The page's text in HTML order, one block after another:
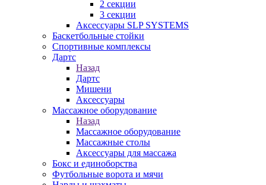
2 секции
3 секции
Аксессуары SLP SYSTEMS
Баскетбольные стойки
Спортивные комплексы
Дартс
Назад
Дартс
Мишени
Аксессуары
Массажное оборудование
Назад
Массажное оборудование
Массажные столы
Аксессуары для массажа
Бокс и единоборства
Футбольные ворота и мячи